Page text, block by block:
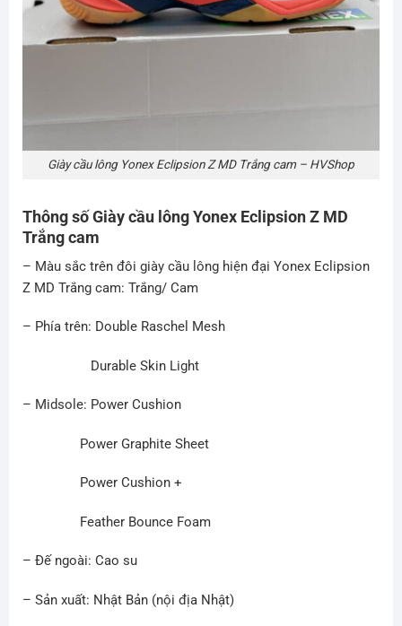
Giày cầu lông Yonex Eclipsion Z MD Trắng cam – HVShop
Thông số Giày cầu lông Yonex Eclipsion Z MD
Trắng cam
– Màu sắc trên đôi giày cầu lông hiện đại Yonex Eclipsion
Z MD Trắng cam: Trắng/ Cam
– Phía trên: Double Raschel Mesh
Durable Skin Light
– Midsole: Power Cushion
Power Graphite Sheet
Power Cushion +
Feather Bounce Foam
– Đế ngoài: Cao su
– Sản xuất: Nhật Bản (nội địa Nhật)